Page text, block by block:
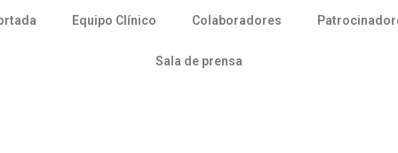
Equipo Clínico Colaboradores
Sala de prensa